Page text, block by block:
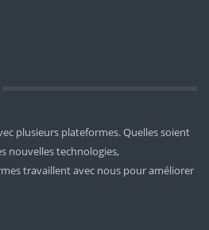
plusieurs plateformes. Quelles soient
nouvelles technologies,
travaillent avec nous pour améliorer